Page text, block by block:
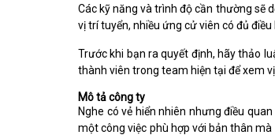
Các kỹ năng và trình độ cần thường sẽ
vị trí tuyển, nhiều ứng cử viên có đủ
Trước khi bạn ra quyết định, hãy thảo
thành viên trong team hiện tại để xem
Mô tả công ty
Nghe có vẻ hiển nhiên nhưng điều
một công việc phù hợp với bản thân